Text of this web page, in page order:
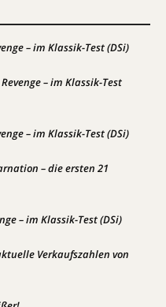
– im Klassik-Test (DSi)
– im Klassik-Test
– im Klassik-Test (DSi)
– die ersten 21
– im Klassik-Test (DSi)
Verkaufszahlen von